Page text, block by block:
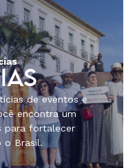
de eventos e
encontra um
para fortalecer
o Brasil.